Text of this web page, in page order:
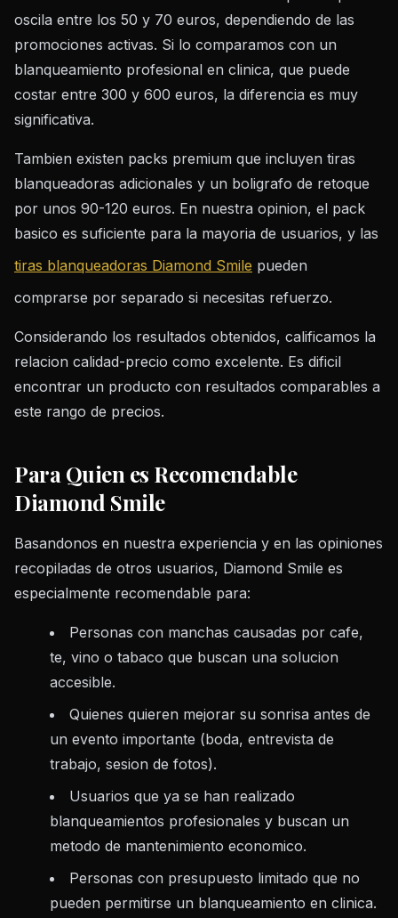
oscila entre los 50 y 70 euros, dependiendo de las
promociones activas. Si lo comparamos con un
blanqueamiento profesional en clinica, que puede
costar entre 300 y 600 euros, la diferencia es muy
significativa.
Tambien existen packs premium que incluyen tiras
blanqueadoras adicionales y un boligrafo de retoque
por unos 90-120 euros. En nuestra opinion, el pack
basico es suficiente para la mayoria de usuarios, y las
tiras blanqueadoras Diamond Smile pueden
comprarse por separado si necesitas refuerzo.
Considerando los resultados obtenidos, calificamos la
relacion calidad-precio como excelente. Es dificil
encontrar un producto con resultados comparables a
este rango de precios.
Para Quien es Recomendable
Diamond Smile
Basandonos en nuestra experiencia y en las opiniones
recopiladas de otros usuarios, Diamond Smile es
especialmente recomendable para:
Personas con manchas causadas por cafe,
te, vino o tabaco que buscan una solucion
accesible.
Quienes quieren mejorar su sonrisa antes de
un evento importante (boda, entrevista de
trabajo, sesion de fotos).
Usuarios que ya se han realizado
blanqueamientos profesionales y buscan un
metodo de mantenimiento economico.
Personas con presupuesto limitado que no
pueden permitirse un blanqueamiento en clinica.